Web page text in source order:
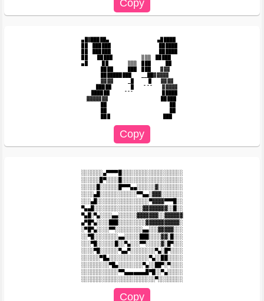
▄█▓█████▄　　　　　　　　　　▄█████
██　　█████　　　　　　▒▒▒　█████
▄█　　　██　　　　▒▒▒　███　　　██
████　　　███　███　　▓▓▓
██████████　　__██▓▓▓▓▓
▓▓▓▓　　　_█　　　█　　▓▓▓▓
█████　　　　█　　¯¯¯　　▓▓▓▓▓
██████　　　¯¯¯　　　　　　█████
▓▓▓▓▓▓▓　　　　　　　　　　　█████
░░░░░░░▄▀▀▀▀█░░░░░░░░░░░░░░░░░░░░
░░░░░░█▀░░░░█░░░░░░░░░░░░░░░░░░░░
░░░░░█░░░░░░█▀▀▀▄▄░░░░░░▓░░░░░░░░
░░░░▄█░░░░░░░░░░░░▀▀▄▄░▓▓▓░░░░░░░
░░░▄█░░░░░░░░░░░░░░░░░▀▓▓▓▓▀▀▀█░░
▀▄▄█░░░░░░░░░░░░░░░░▓▓▓▓▓▓▓▓░░█░░
▀▄█░▀▄░░░░▄▄░░░░░░▓▓▓▓▓▓▓░░▓▓▓▓▓▓
▄▀█▀▄░░░░███░░░░░░░░░▓▓▓▓▓▓▓▓▓▓▓░
░▀█▀▄░░░░▀▀░░░░░░░░░▄▄░░░▓▓▓▓▓░░░
░░▀█░░░░░░░░▄▄░░░░░███░░░░▓▓░█░░░
░░░▀█░░░░░░█░░▀▄░░░▀▀░░░░░▓░█▀░░░
░░░░▀█░░░░░░▀▄▄▀░░░░░░░░▀▄░█▀░░░░
░░░░░░▀█▄░░░░░░░░░░░░░▀▄░░██░░░░░
░░░░░░░░░▀█▄░░░░░░░░▀▄░░██▀░▀░░░░
░░░░░░░░░░░░▀▀▄▄▄▄▄▄▄█▀█░░▀▄░░░░░
░░░░░░░░░░░░░░░░░░░░░░░░▀░░░░░░░░